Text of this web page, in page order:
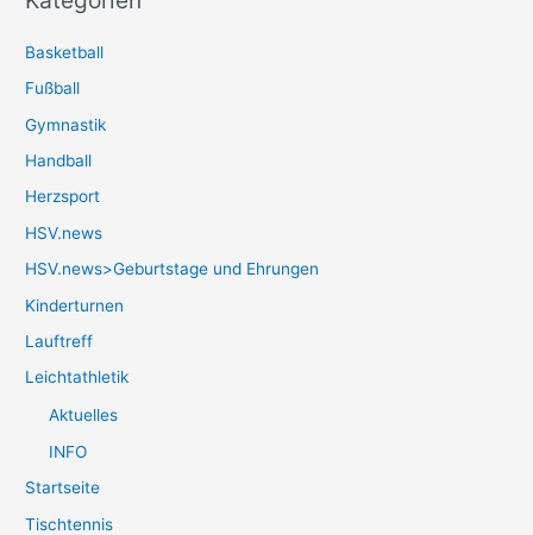
Basketball
Fußball
Gymnastik
Handball
Herzsport
HSV.news
HSV.news>Geburtstage und Ehrungen
Kinderturnen
Lauftreff
Leichtathletik
Aktuelles
INFO
Startseite
Tischtennis